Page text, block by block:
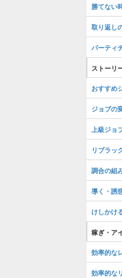
勝てない
取り返し
パーティ
ストーリ
おすすめ
ジョブの
上級ジョ
リブラッ
調合の組
導く・誘
けしかけ
稼ぎ・ア
効率的な
効率的な